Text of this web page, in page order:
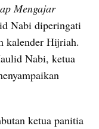
Mengajar
Nabi diperingati
kalender Hijriah.
Nabi, ketua
ketua panitia